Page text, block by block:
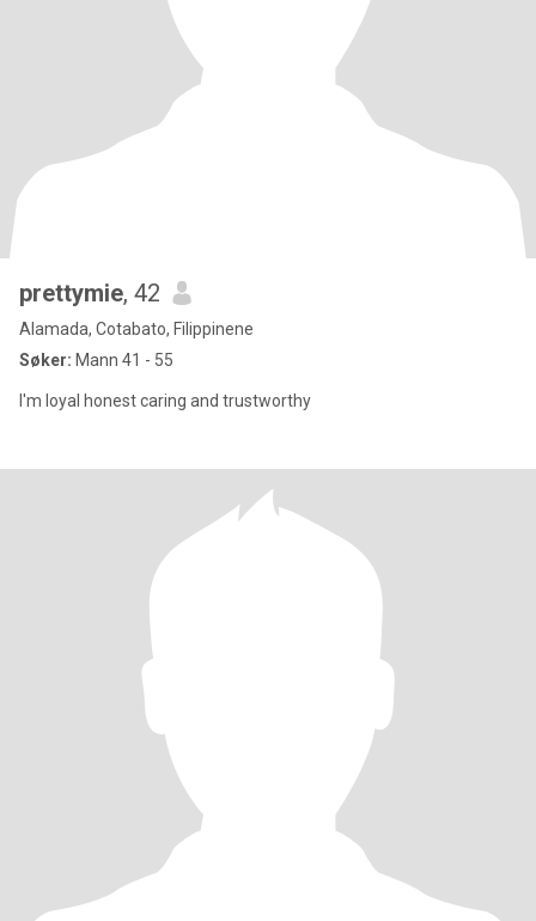
prettymie, 42
Alamada, Cotabato, Filippinene
Søker: Mann 41 - 55
I'm loyal honest caring and trustworthy